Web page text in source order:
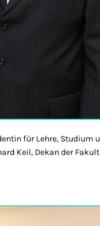
für Lehre, Studium
Keil, Dekan der